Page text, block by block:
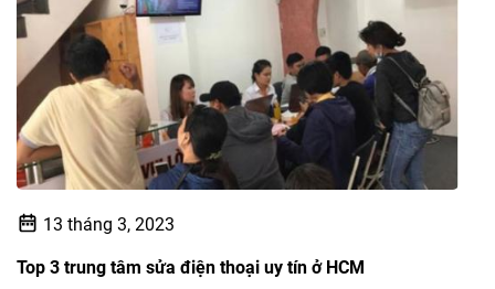
13 tháng 3, 2023
Top 3 trung tâm sửa điện thoại uy tín ở HCM